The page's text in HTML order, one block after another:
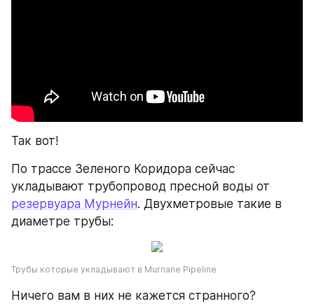
Так вот!
По трассе Зеленого Коридора сейчас
резервуара Мурнейн. Двухметровые такие в
диаметре трубы:
Трубы которые укладывают в Murnane Pipeline
Ничего вам в них не кажется странного?